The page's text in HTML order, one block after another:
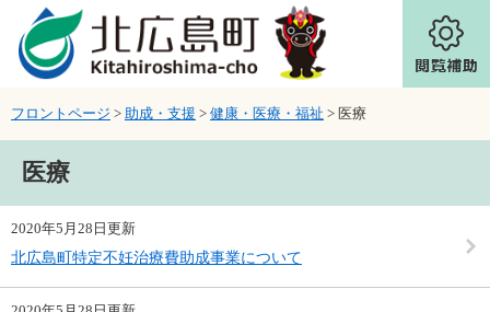
ページの先頭です。
メニューを飛ばして本文へ
フロントページ > 助成・支援 > 健康・医療・福祉 > 医療
医療
2020年5月28日更新
北広島町特定不妊治療費助成事業について